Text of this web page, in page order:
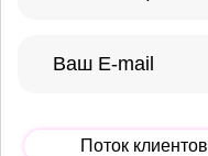
Поток клиентов